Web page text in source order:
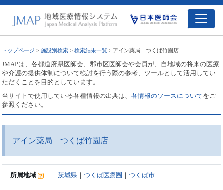
トップページ >施設別検索 >検索結果一覧 > アイン薬局 つくば竹園店
JMAPは、各都道府県医師会、郡市区医師会や会員が、自地域の将来の医療
や介護の提供体制について検討を行う際の参考、ツールとして活用してい
ただくことを目的としています。
当サイトで使用している各種情報の出典は、各情報のソースについてをご
参照ください。
アイン薬局 つくば竹園店
所属地域 茨城県 ｜つくば医療圏 ｜つくば市